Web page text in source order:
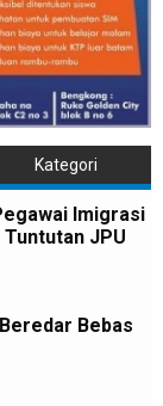
Kategori
Imigrasi
JPU
Bebas